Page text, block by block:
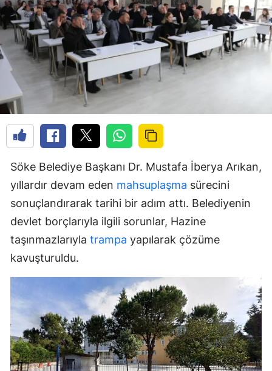
Söke Belediye Başkanı Dr. Mustafa İberya Arıkan,
yıllardır devam eden mahsuplaşma sürecini
sonuçlandırarak tarihi bir adım attı. Belediyenin
devlet borçlarıyla ilgili sorunlar, Hazine
taşınmazlarıyla trampa yapılarak çözüme
kavuşturuldu.